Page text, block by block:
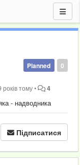
0
Planned
років тому• 4
- надводника
Підписатися